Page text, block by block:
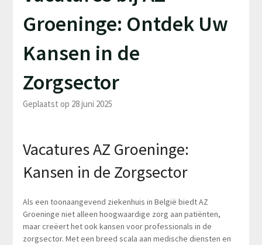
Groeninge: Ontdek Uw
Kansen in de
Zorgsector
Geplaatst op 28 juni 2025
Vacatures AZ Groeninge:
Kansen in de Zorgsector
Als een toonaangevend ziekenhuis in België biedt AZ
Groeninge niet alleen hoogwaardige zorg aan patiënten,
maar creëert het ook kansen voor professionals in de
zorgsector. Met een breed scala aan medische diensten en